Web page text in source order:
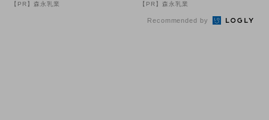
【PR】森永乳業 【PR】森永乳業
Recommended by